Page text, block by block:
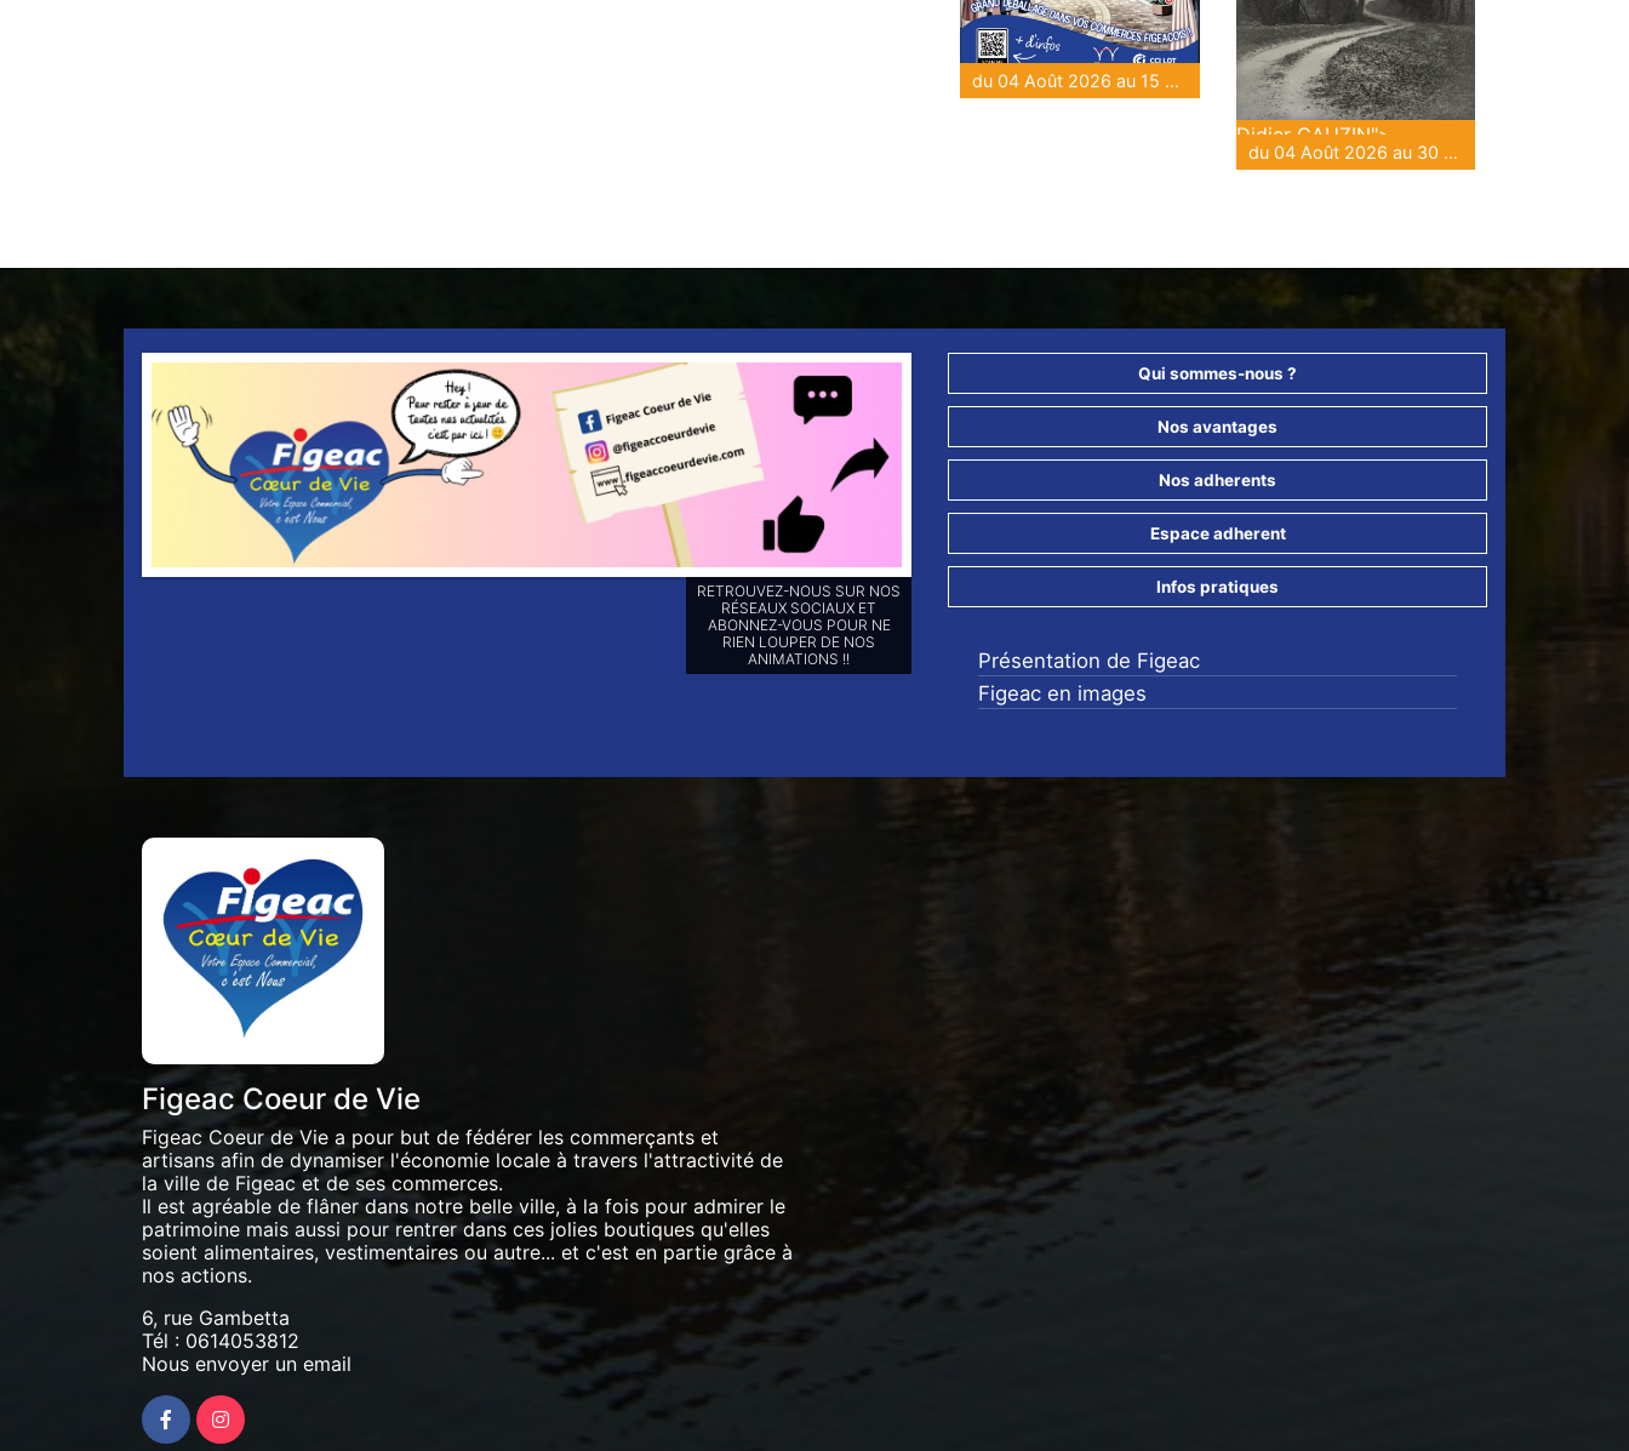
du 04 Août 2026 au 15 Août 2026
Didier GAUZIN">
du 04 Août 2026 au 30 Août 2026
OFFREZ-VOUS DU POUVOIR
D'ACHAT !
Qui sommes-nous ?
Nos avantages
Nos adherents
Espace adherent
Infos pratiques
Présentation de Figeac
Figeac en images
Figeac Coeur de Vie
Figeac Coeur de Vie a pour but de fédérer les commerçants et
artisans afin de dynamiser l'économie locale à travers l'attractivité de
la ville de Figeac et de ses commerces.
Il est agréable de flâner dans notre belle ville, à la fois pour admirer le
patrimoine mais aussi pour rentrer dans ces jolies boutiques qu'elles
soient alimentaires, vestimentaires ou autre... et c'est en partie grâce à
nos actions.
6, rue Gambetta
Tél : 0614053812
Nous envoyer un email